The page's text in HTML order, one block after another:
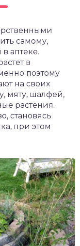
самому,
аптеке.
в
поэтому
на своих
мяту, шалфей,
растения.
становясь
при этом